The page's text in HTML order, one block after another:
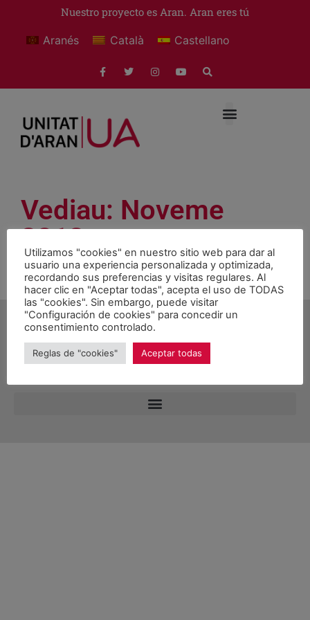
Nuestro proyecto es Aran. Aran eres tú
Aranés Català Castellano
Vediau: Noveme
2012
Vediau exprés Noveme 2012 Download
Utilizamos "cookies" en nuestro sitio web para dar al
usuario una experiencia personalizada y optimizada,
recordando sus preferencias y visitas regulares. Al
hacer clic en "Aceptar todas", acepta el uso de TODAS
las "cookies". Sin embargo, puede visitar
"Configuración de cookies" para concedir un
consentimiento controlado.
Reglas de "cookies" Aceptar todas